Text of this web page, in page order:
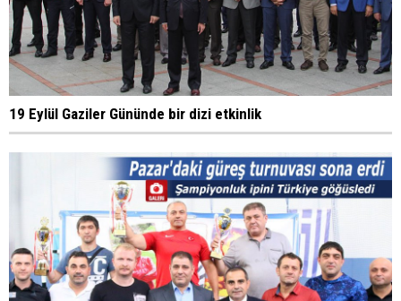
19 Eylül Gaziler Gününde bir dizi etkinlik